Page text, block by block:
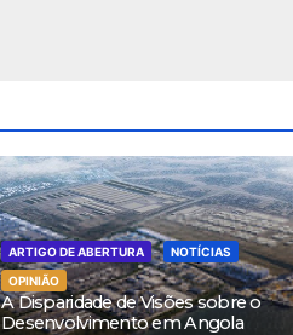
ARTIGO DE ABERTURA
NOTÍCIAS
OPINIÃO
A Disparidade de Visões sobre o
Desenvolvimento em Angola